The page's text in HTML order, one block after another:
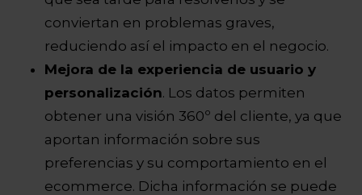
conviertan en problemas graves,
reduciendo así el impacto en el negocio.
Mejora de la experiencia de usuario y
personalización. Los datos permiten
obtener una visión 360º del cliente, ya que
aportan información sobre sus
preferencias y su comportamiento en el
ecommerce. Dicha información se puede